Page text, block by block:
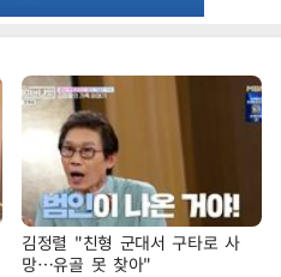
김정렬 "친형 군대서 구타로 사
망…유골 못 찾아"